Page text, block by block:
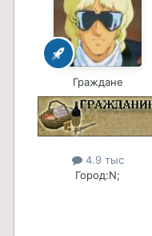
Граждане
4.9 тыс
Город:N;